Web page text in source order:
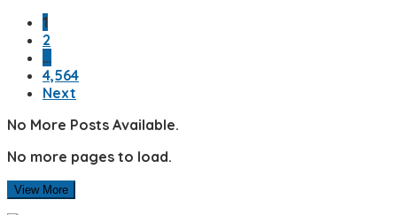
1
2
…
4,564
Next
No More Posts Available.
No more pages to load.
View More